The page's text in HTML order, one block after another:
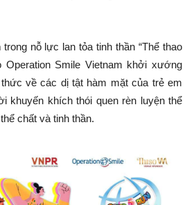
nỗ lực lan tỏa tinh thần “Thể thao
Operation Smile Vietnam khởi xướng
về các dị tật hàm mặt của trẻ em
khuyến khích thói quen rèn luyện thể
chất và tinh thần.